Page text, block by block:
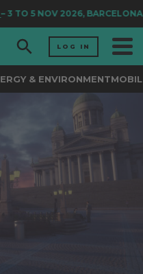
TO 5 NOV 2026, BARCELONA
LOG IN
& ENVIRONMENT